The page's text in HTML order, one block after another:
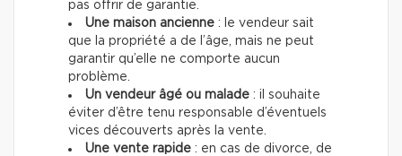
pas offrir de garantie.
Une maison ancienne : le vendeur sait
que la propriété a de l’âge, mais ne peut
garantir qu’elle ne comporte aucun
problème.
Un vendeur âgé ou malade : il souhaite
éviter d’être tenu responsable d’éventuels
vices découverts après la vente.
Une vente rapide : en cas de divorce, de